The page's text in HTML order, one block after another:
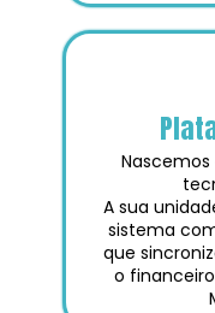
A sua
sistema
que
o